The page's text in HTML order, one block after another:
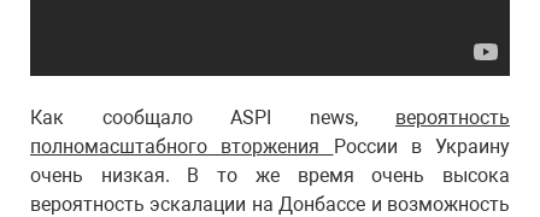
Как сообщало ASPI news, вероятность
полномасштабного вторжения России в Украину
очень низкая. В то же время очень высока
вероятность эскалации на Донбассе и возможность